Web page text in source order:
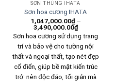
SƠN THÙNG IHATA
Sơn hoa cương IHATA
1,047,000.00₫–
3,490,000.00₫
Sơn hoa cương sử dụng trang
trí và bảo vệ cho tường nội
thất và ngoại thất, tạo nét đẹp
cổ điển, giúp bề mặt kiến trúc
trở nên độc đáo, tối giản mà